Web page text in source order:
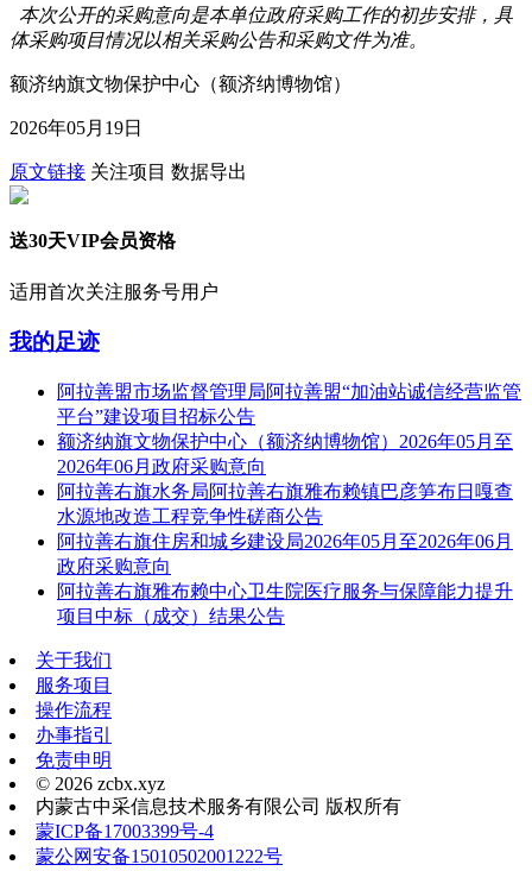
本次公开的采购意向是本单位政府采购工作的初步安排，具
体采购项目情况以相关采购公告和采购文件为准。
额济纳旗文物保护中心（额济纳博物馆）
2026年05月19日
原文链接 关注项目 数据导出
送30天VIP会员资格
适用首次关注服务号用户
我的足迹
阿拉善盟市场监督管理局阿拉善盟“加油站诚信经营监管
平台”建设项目招标公告
额济纳旗文物保护中心（额济纳博物馆）2026年05月至
2026年06月政府采购意向
阿拉善右旗水务局阿拉善右旗雅布赖镇巴彦笋布日嘎查
水源地改造工程竞争性磋商公告
阿拉善右旗住房和城乡建设局2026年05月至2026年06月
政府采购意向
阿拉善右旗雅布赖中心卫生院医疗服务与保障能力提升
项目中标（成交）结果公告
关于我们
服务项目
操作流程
办事指引
免责申明
© 2026 zcbx.xyz
内蒙古中采信息技术服务有限公司 版权所有
蒙ICP备17003399号-4
蒙公网安备15010502001222号